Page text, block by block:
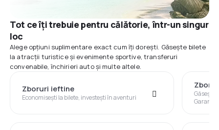
Tot ce îți trebuie pentru călătorie, într-un singur
loc
Alege opțiuni suplimentare exact cum îți dorești. Găsește bilete
la atracții turistice și evenimente sportive, transferuri
convenabile, închirieri auto și multe altele.
Zboruri ieftine
Economisești la bilete, investești în aventuri
Găsește